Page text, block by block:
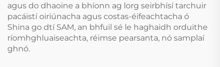
agus do dhaoine a bhíonn ag lorg seirbhísí tarchuir
pacáistí oiriúnacha agus costas-éifeachtacha ó
Shina go dtí SAM, an bhfuil sé le haghaidh orduithe
ríomhghluaiseachta, réimse pearsanta, nó samplaí
ghnó.